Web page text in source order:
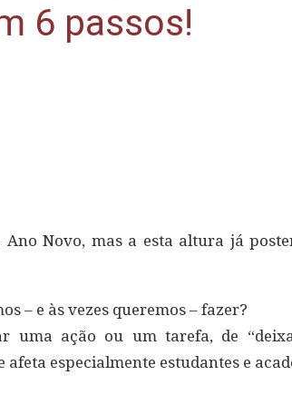
6 passos!
Ano Novo, mas a esta altura já
– e às vezes queremos – fazer?
uma ação ou um tarefa, de
especialmente estudantes e